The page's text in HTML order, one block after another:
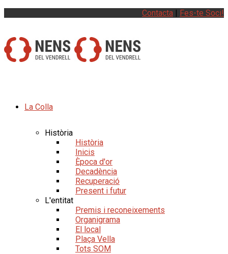
Contacta | Fes-te Soci!
La Colla
Història
Història
Inicis
Època d'or
Decadència
Recuperació
Present i futur
L'entitat
Premis i reconeixements
Organigrama
El local
Plaça Vella
Tots SOM